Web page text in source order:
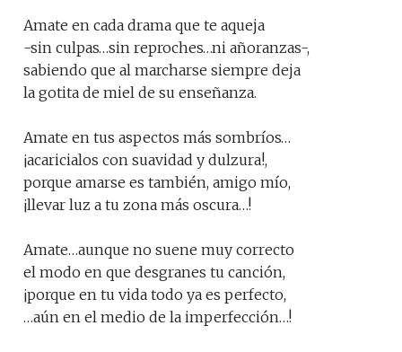
Amate en cada drama que te aqueja
-sin culpas…sin reproches…ni añoranzas-,
sabiendo que al marcharse siempre deja
la gotita de miel de su enseñanza.
Amate en tus aspectos más sombríos…
¡acaricialos con suavidad y dulzura!,
porque amarse es también, amigo mío,
¡llevar luz a tu zona más oscura…!
Amate…aunque no suene muy correcto
el modo en que desgranes tu canción,
¡porque en tu vida todo ya es perfecto,
…aún en el medio de la imperfección…!